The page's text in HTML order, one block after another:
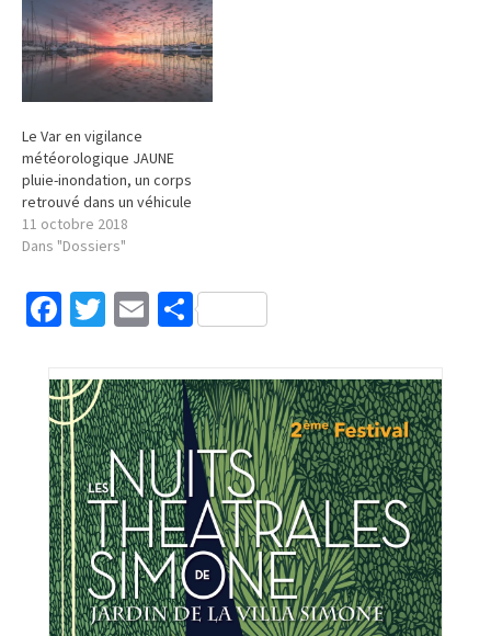
Le Var en vigilance
météorologique JAUNE
pluie-inondation, un corps
retrouvé dans un véhicule
11 octobre 2018
Dans "Dossiers"
Facebook
Twitter
EmailPartager